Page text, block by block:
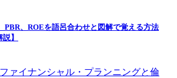
PBR、ROEを語呂合わせと図解で覚える方法
】
ァイナンシャル・プランニングと倫